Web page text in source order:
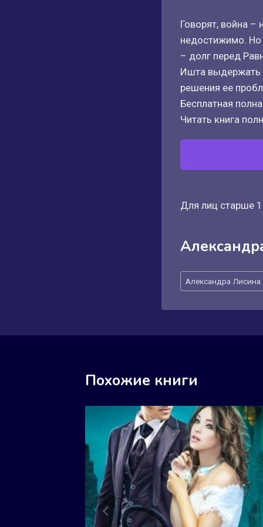
Говорят, война –
недостижимо. Но
– долг перед
Ишта выдержать
решения ее
Бесплатная
Читать книга
Для лиц старше
Метки
записи:
Александра Лисина
Похожие книги